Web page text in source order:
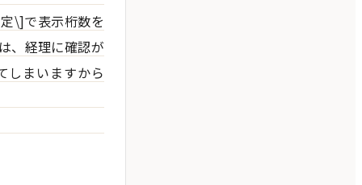
\]で表示桁数を
、経理に確認が
しまいますから